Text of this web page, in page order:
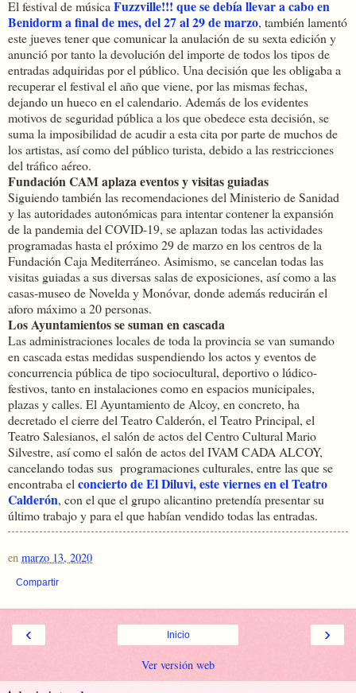
El festival de música Fuzzville!!! que se debía llevar a cabo en
Benidorm a final de mes, del 27 al 29 de marzo, también lamentó
este jueves tener que comunicar la anulación de su sexta edición y
anunció por tanto la devolución del importe de todos los tipos de
entradas adquiridas por el público. Una decisión que les obligaba a
recuperar el festival el año que viene, por las mismas fechas,
dejando un hueco en el calendario. Además de los evidentes
motivos de seguridad pública a los que obedece esta decisión, se
suma la imposibilidad de acudir a esta cita por parte de muchos de
los artistas, así como del público turista, debido a las restricciones
del tráfico aéreo.
Fundación CAM aplaza eventos y visitas guiadas
Siguiendo también las recomendaciones del Ministerio de Sanidad
y las autoridades autonómicas para intentar contener la expansión
de la pandemia del COVID-19, se aplazan todas las actividades
programadas hasta el próximo 29 de marzo en los centros de la
Fundación Caja Mediterráneo. Asimismo, se cancelan todas las
visitas guiadas a sus diversas salas de exposiciones, así como a las
casas-museo de Novelda y Monóvar, donde además reducirán el
aforo máximo a 20 personas.
Los Ayuntamientos se suman en cascada
Las administraciones locales de toda la provincia se van sumando
en cascada estas medidas suspendiendo los actos y eventos de
concurrencia pública de tipo sociocultural, deportivo o lúdico-
festivos, tanto en instalaciones como en espacios municipales,
plazas y calles. El Ayuntamiento de Alcoy, en concreto, ha
decretado el cierre del Teatro Calderón, el Teatro Principal, el
Teatro Salesianos, el salón de actos del Centro Cultural Mario
Silvestre, así como el salón de actos del IVAM CADA ALCOY,
cancelando todas sus programaciones culturales, entre las que se
encontraba el concierto de El Diluvi, este viernes en el Teatro
Calderón, con el que el grupo alicantino pretendía presentar su
último trabajo y para el que habían vendido todas las entradas.
en marzo 13, 2020
Compartir
‹ ›
Inicio
Ver versión web